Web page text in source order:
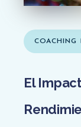
COACHING
El